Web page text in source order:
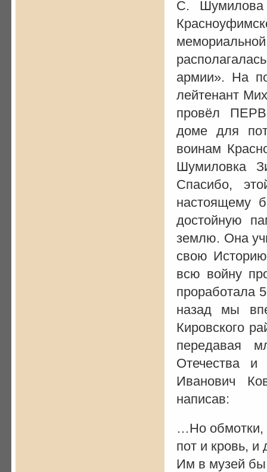
С. Шумилова
армии». На
лейтенант
провёл
доме для
воинам
Шумиловка
Спасибо,
настоящему
достойную
землю. Она
свою
всю войну
проработала
назад мы
Кировского
передавая
Отечества
Иванович
написав:
…Но обмотки,
пот и кровь, и
Им в музей